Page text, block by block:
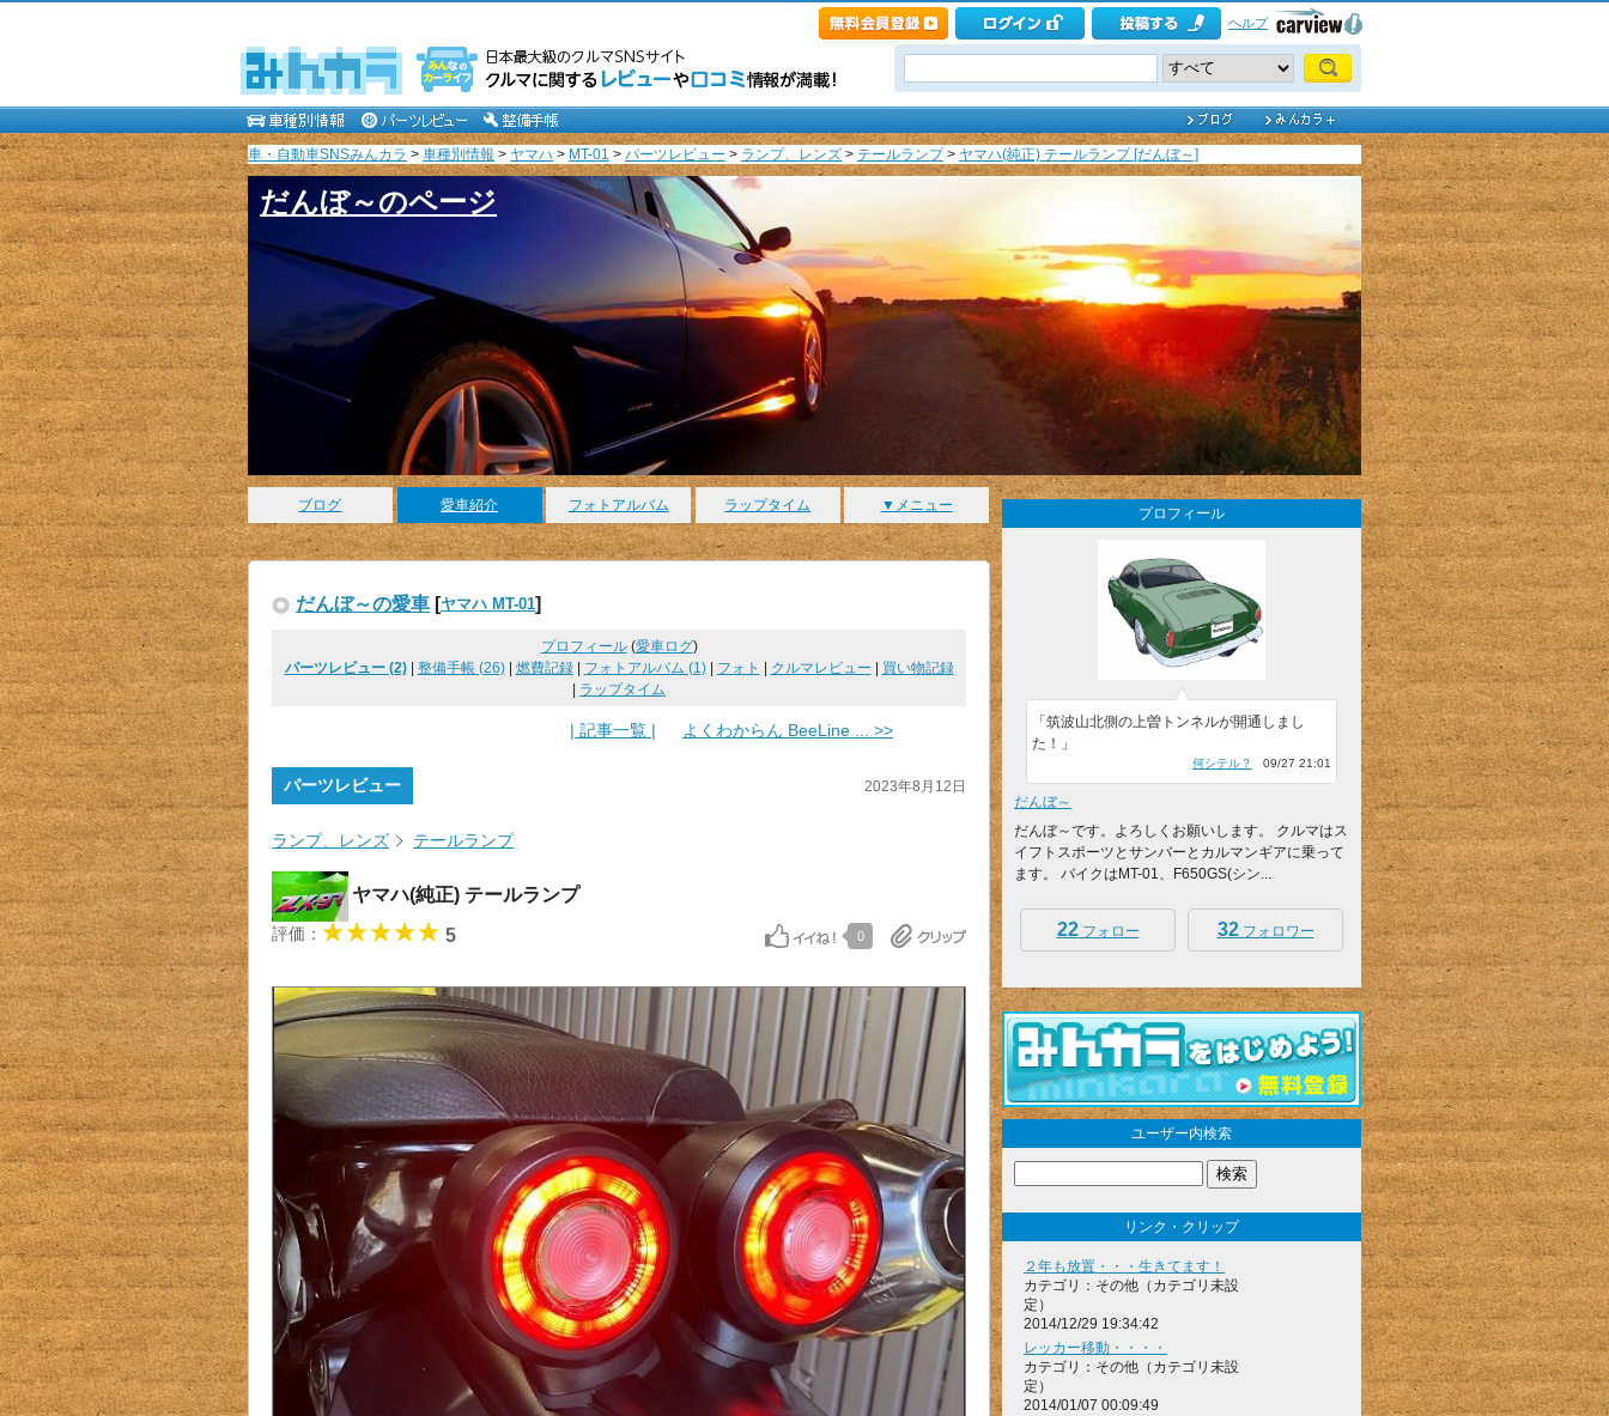
ヘルプ
車・自動車SNSみんカラ > 車種別情報 > ヤマハ > MT-01 > パーツレビュー > ランプ、レンズ > テールランプ> ヤマハ(純正) テールランプ [だんぼ～]
だんぼ～のページ
ブログ 愛車紹介 フォトアルバム ラップタイム ▼メニュー
だんぼ～の愛車 [ヤマハ MT-01]
プロフィール(愛車ログ)
パーツレビュー (2)| 整備手帳 (26)| 燃費記録| フォトアルバム (1)| フォト クルマレビュー
買い物記録
ラップタイム
| 記事一覧 | よくわからん BeeLine ... >>
パーツレビュー 2023年8月12日
ランプ、レンズ テールランプ
ヤマハ(純正) テールランプ
評価： 5 0
プロフィール
「筑波山北側の上曽トンネルが開通しまし
た！」
何シテル？ 09/27 21:01
だんぼ～
だんぼ～です。よろしくお願いします。 クルマはス
イフトスポーツとサンバーとカルマンギアに乗って
ます。 バイクはMT-01、F650GS(シン...
22フォロー 32フォロワー
ユーザー内検索
リンク・クリップ
２年も放置・・・生きてます！
カテゴリ：その他（カテゴリ未設
定）
2014/12/29 19:34:42
レッカー移動・・・・
カテゴリ：その他（カテゴリ未設
定）
2014/01/07 00:09:49